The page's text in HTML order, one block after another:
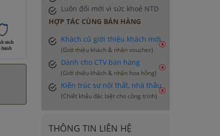
Luôn đổi mới vì sức khoẻ NTD
HỢP TÁC CÙNG BÁN HÀNG
Khách cũ giới thiệu khách mới
(Giới thiệu khách & nhận voucher)
Dành cho CTV bán hàng
(Giới thiệu khách & nhận hoa hồng)
Kiến trúc sư nội thất, nhà thầu
(Chiết khấu đặc biệt cho công trình)
THÔNG TIN LIÊN HỆ